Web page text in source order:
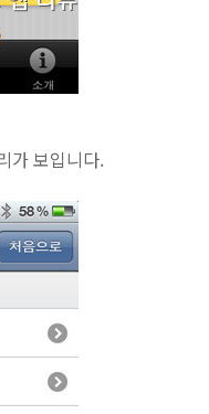
가 보입니다.